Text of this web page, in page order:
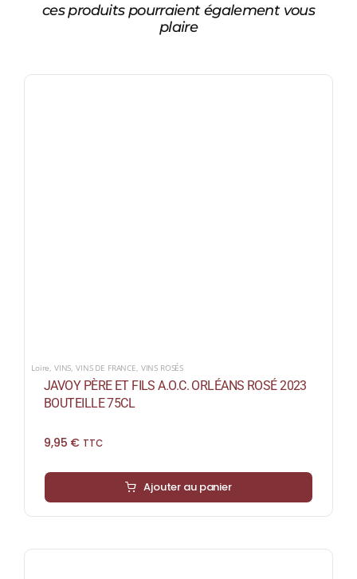
ces produits pourraient également vous
plaire
Loire VINS ,VINS DE FRANCE VINS ROSÉS
JAVOY PÈRE ET FILS A.O.C. ORLÉANS ROSÉ 2023
BOUTEILLE 75CL
9,95 € TTC
Ajouter au panier